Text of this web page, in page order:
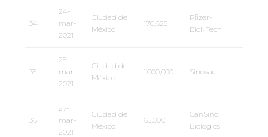
34
24-
mar-
2021
Ciudad de
México
170,625
Pfizer-
BioNTech
35
25-
mar-
2021
Ciudad de
México
1’000,000 Sinovac
36
27-
mar-
2021
Ciudad de
México
65,000
CanSino
Biologics